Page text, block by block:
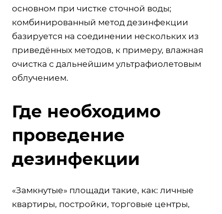
основном при чистке сточной воды;
комбинированный метод дезинфекции
базируется на соединении нескольких из
приведённых методов, к примеру, влажная
очистка с дальнейшим ультрафиолетовым
облучением.
Где необходимо
проведение
дезинфекции
«Замкнутые» площади такие, как: личные
квартиры, постройки, торговые центры,